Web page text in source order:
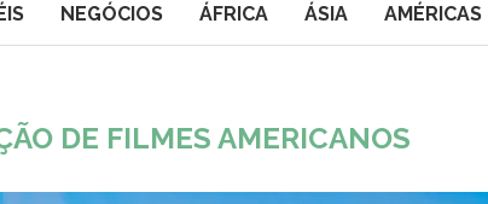
NEGÓCIOS ÁFRICA ÁSIA AMÉRICAS
DE FILMES AMERICANOS